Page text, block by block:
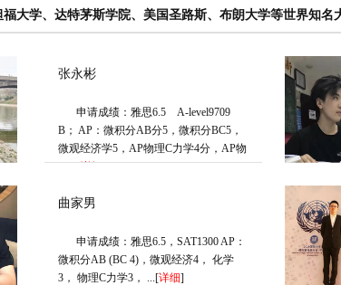
大学、达特茅斯学院、美国圣路斯、布朗大学等世界知名
张永彬
申请成绩：雅思6.5 A-level9709
B； AP：微积分AB分5，微积分BC5，
微观经济学5，AP物理C力学4分，AP物
�...[详细]
曲家男
申请成绩：雅思6.5，SAT1300 AP：
微积分AB (BC 4)，微观经济4， 化学
3， 物理C力学3， ...[详细]